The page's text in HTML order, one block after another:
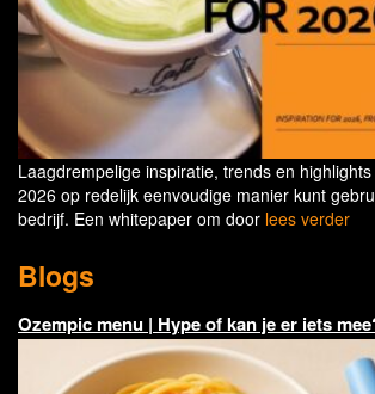
Laagdrempelige inspiratie, trends en
2026 op redelijk eenvoudige manier kunt
bedrijf. Een whitepaper om door lees verder
Blogs
Ozempic menu | Hype of kan je er iets